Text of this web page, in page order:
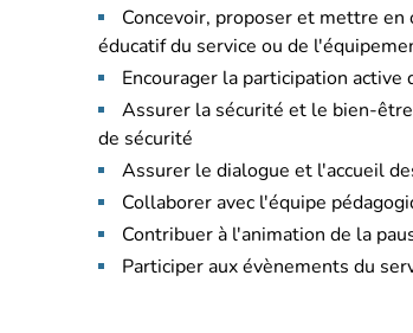
Concevoir, proposer et mettre
éducatif du service ou de
Encourager la participation
Assurer la sécurité et le bien-
de sécurité
Assurer le dialogue et l'accueil
Collaborer avec l'équipe
Contribuer à l'animation de la
Participer aux évènements du